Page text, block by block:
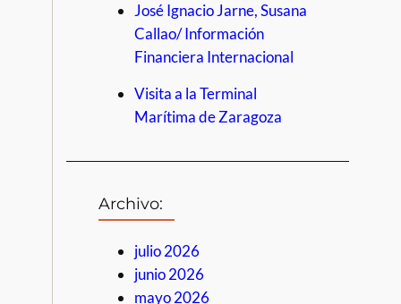
José Ignacio Jarne, Susana
Callao/ Información
Financiera Internacional
Visita a la Terminal
Marítima de Zaragoza
Archivo:
julio 2026
junio 2026
mayo 2026